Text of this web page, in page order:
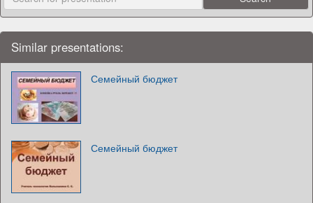
Similar presentations:
Семейный бюджет
Семейный бюджет